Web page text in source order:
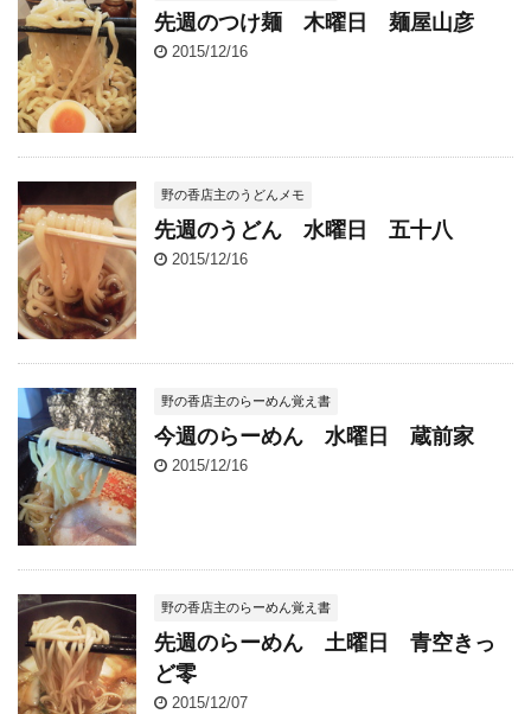
先週のつけ麺 木曜日 麺屋山彦
2015/12/16
野の香店主のうどんメモ
先週のうどん 水曜日 五十八
2015/12/16
野の香店主のらーめん覚え書
今週のらーめん 水曜日 蔵前家
2015/12/16
野の香店主のらーめん覚え書
先週のらーめん 土曜日 青空きっ
ど零
2015/12/07